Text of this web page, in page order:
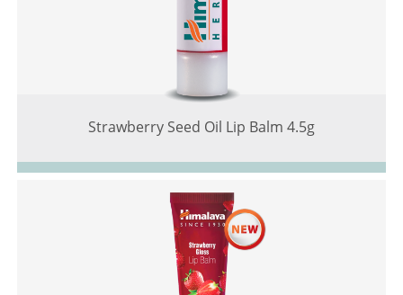
Strawberry Seed Oil Lip Balm 4.5g